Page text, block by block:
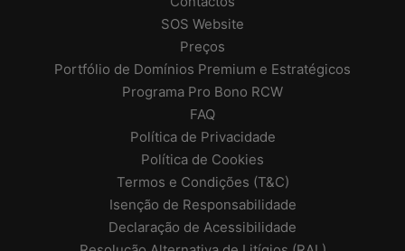
SOS Website
Preços
Portfólio de Domínios Premium e Estratégicos
Programa Pro Bono RCW
FAQ
Política de Privacidade
Política de Cookies
Termos e Condições (T&C)
Isenção de Responsabilidade
Declaração de Acessibilidade